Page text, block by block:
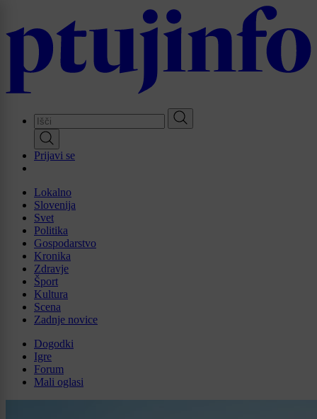
main
Prijavi se
Lokalno
Slovenija
Svet
Politika
Gospodarstvo
Kronika
Zdravje
Šport
Kultura
Scena
Zadnje novice
Dogodki
Igre
Forum
Mali oglasi